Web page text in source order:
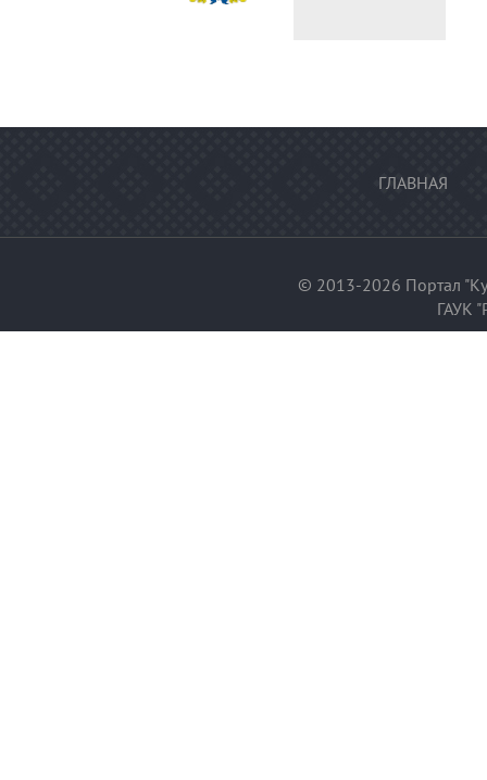
ГЛАВНАЯ
© 2013-2026 Портал
ГАУК